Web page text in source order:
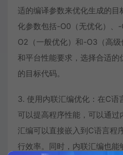
适的编译参数来优化生成的目
化参数包括-O0（无优化）、
O2（一般优化）和-O3（高
和平台性能要求，选择合适的
的目标代码。
3. 使用内联汇编优化：在C语
可以提高程序性能，可以通过
汇编可以直接嵌入到C语言程
行效率。同时，内联汇编也能